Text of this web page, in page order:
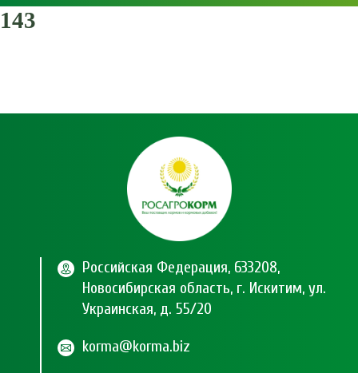
143
Российская Федерация, 633208,
Новосибирская область, г. Искитим, ул.
Украинская, д. 55/20
korma@korma.biz